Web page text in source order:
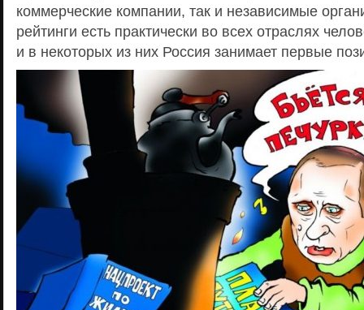
коммерческие компании, так и независимые
рейтинги есть практически во всех отраслях
и в некоторых из них Россия занимает первые